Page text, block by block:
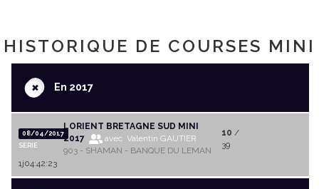
HISTORIQUE DE COURSES MINI
+En 2017
08/04/2017
SERIE
LORIENT BRETAGNE SUD MINI
2017
avec Valentin GAUTIER
903 - SHAMAN - BANQUE DU LEMAN
10 /
39
1j04:42:23